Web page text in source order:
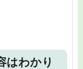
はわかり